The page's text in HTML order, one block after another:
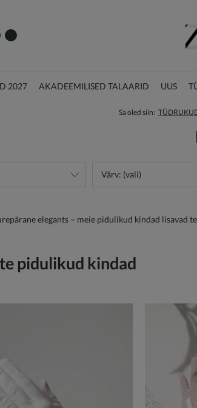
2027 AKADEEMILISED TALAARID UUS
Sa oled siin:
Värv: (vali)
elegants – meie pidulikud kindad
pidulikud kindad